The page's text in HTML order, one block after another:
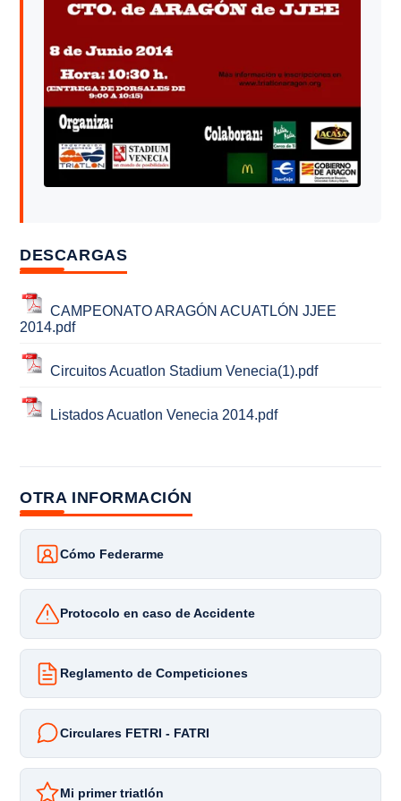
DESCARGAS
CAMPEONATO ARAGÓN ACUATLÓN JJEE
2014.pdf
Circuitos Acuatlon Stadium Venecia(1).pdf
Listados Acuatlon Venecia 2014.pdf
OTRA INFORMACIÓN
Cómo Federarme
Protocolo en caso de Accidente
Reglamento de Competiciones
Circulares FETRI - FATRI
Mi primer triatlón